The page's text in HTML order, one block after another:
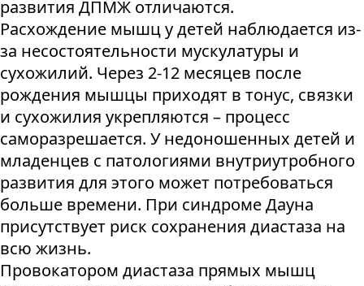
развития ДПМЖ отличаются.
Расхождение мышц у детей наблюдается из-
за несостоятельности мускулатуры и
сухожилий. Через 2-12 месяцев после
рождения мышцы приходят в тонус, связки
и сухожилия укрепляются – процесс
саморазрешается. У недоношенных детей и
младенцев с патологиями внутриутробного
развития для этого может потребоваться
больше времени. При синдроме Дауна
присутствует риск сохранения диастаза на
всю жизнь.
Провокатором диастаза прямых мышц